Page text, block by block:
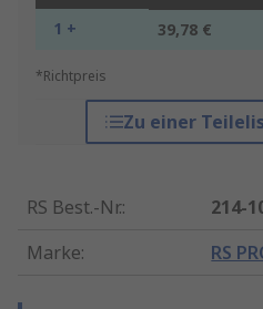
1 + 39,78 €
*Richtpreis
Zu einer
RS Best.-Nr.:
214-
Marke: RS